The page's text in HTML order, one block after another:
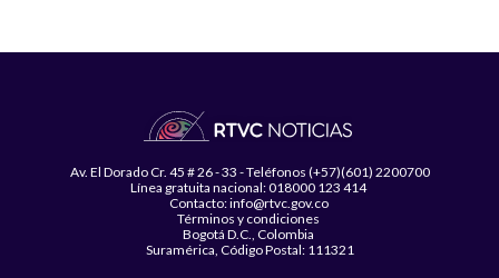
Av. El Dorado Cr. 45 # 26 - 33 - Teléfonos (+57)(601) 2200700
Línea gratuita nacional: 018000 123 414
Contacto: info@rtvc.gov.co
Términos y condiciones
Bogotá D.C., Colombia
Suramérica, Código Postal: 111321